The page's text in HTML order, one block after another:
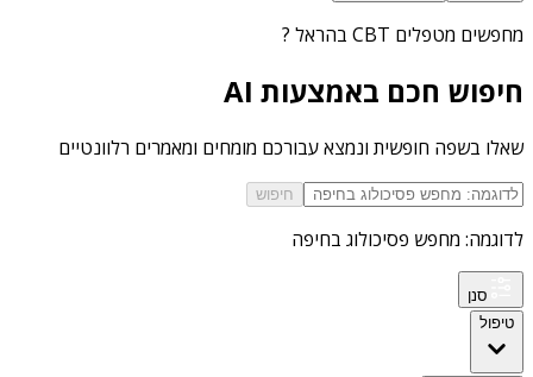
מחפשים מטפלים CBT בהראל ?
חיפוש חכם באמצעות AI
שאלו בשפה חופשית ונמצא עבורכם מומחים ומאמרים רלוונטיים
חיפוש
לדוגמה: מחפש פסיכולוג בחיפה
סנן
טיפול